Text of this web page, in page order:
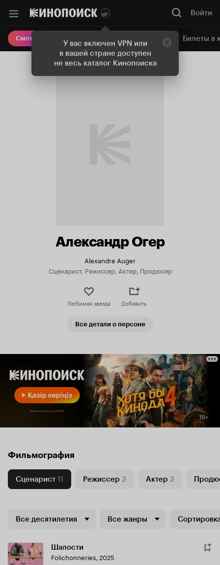
У вас включен VPN или
в вашей стране доступен
не весь каталог Кинопоиска
Войти
Смотреть кино Онлайн-кинотеатр Билеты в
Александр Огер
Alexandre Auger
Сценарист, Режиссер, Актер, Продюсер
Любимая звезда Добавить
Все детали о персоне
Фильмография
Сценарист 11 Режиссер 2 Актер 2
Все десятилетия Все жанры
Шалости
Folichonneries, 2025